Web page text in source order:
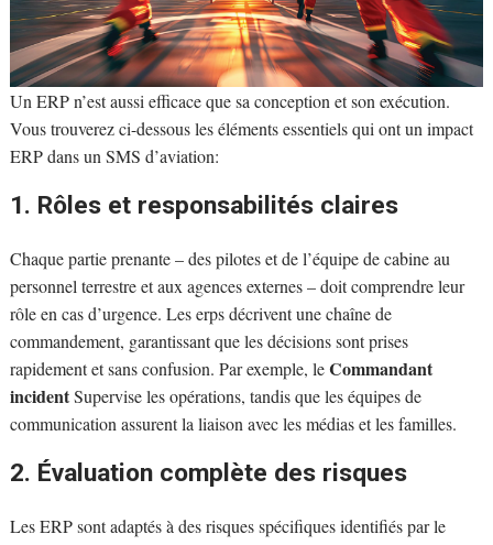
Un ERP n’est aussi efficace que sa conception et son exécution.
Vous trouverez ci-dessous les éléments essentiels qui ont un impact
ERP dans un SMS d’aviation:
1. Rôles et responsabilités claires
Chaque partie prenante – des pilotes et de l’équipe de cabine au
personnel terrestre et aux agences externes – doit comprendre leur
rôle en cas d’urgence. Les erps décrivent une chaîne de
commandement, garantissant que les décisions sont prises
rapidement et sans confusion. Par exemple, leCommandant
incidentSupervise les opérations, tandis que les équipes de
communication assurent la liaison avec les médias et les familles.
2. Évaluation complète des risques
Les ERP sont adaptés à des risques spécifiques identifiés par le